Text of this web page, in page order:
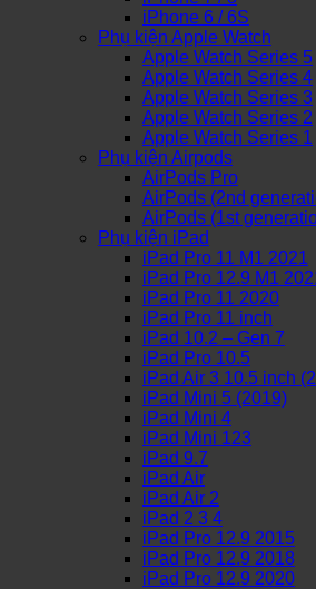
iPhone 6 / 6S
Phụ kiện Apple Watch
Apple Watch Series 5
Apple Watch Series 4
Apple Watch Series 3
Apple Watch Series 2
Apple Watch Series 1
Phụ kiện Airpods
AirPods Pro
AirPods (2nd
AirPods (1st
Phụ kiện iPad
iPad Pro 11 M1 2021
iPad Pro 12.9 M1
iPad Pro 11 2020
iPad Pro 11 inch
iPad 10.2 – Gen 7
iPad Pro 10.5
iPad Air 3 10.5 inch
iPad Mini 5 (2019)
iPad Mini 4
iPad Mini 123
iPad 9.7
iPad Air
iPad Air 2
iPad 2 3 4
iPad Pro 12.9 2015
iPad Pro 12.9 2018
iPad Pro 12.9 2020